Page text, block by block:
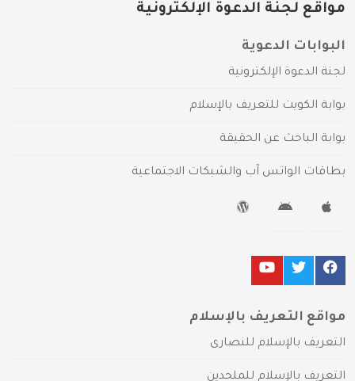
مواقع لجنة الدعوة الإلكترونية
البوابات الدعوية
لجنة الدعوة الإلكترونية
بوابة الكويت للتعريف بالإسلام
بوابة الباحث عن الحقيقة
بطاقات الواتس آب والشبكات الاجتماعية
مواقع التعريف بالإسلام
التعريف بالإسلام للنصارى
التعريف بالإسلام للملحدين